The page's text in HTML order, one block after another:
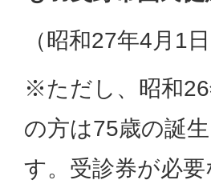
（昭和27年4月1
※ただし、昭和
の方は75歳の誕
す。受診券が必